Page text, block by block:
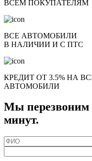
ВСЕМ ПОКУПАТЕЛЯМ
ВСЕ АВТОМОБИЛИ
В НАЛИЧИИ И С ПТС
КРЕДИТ ОТ 3.5% НА
АВТОМОБИЛИ
Мы перезвоним
минут.